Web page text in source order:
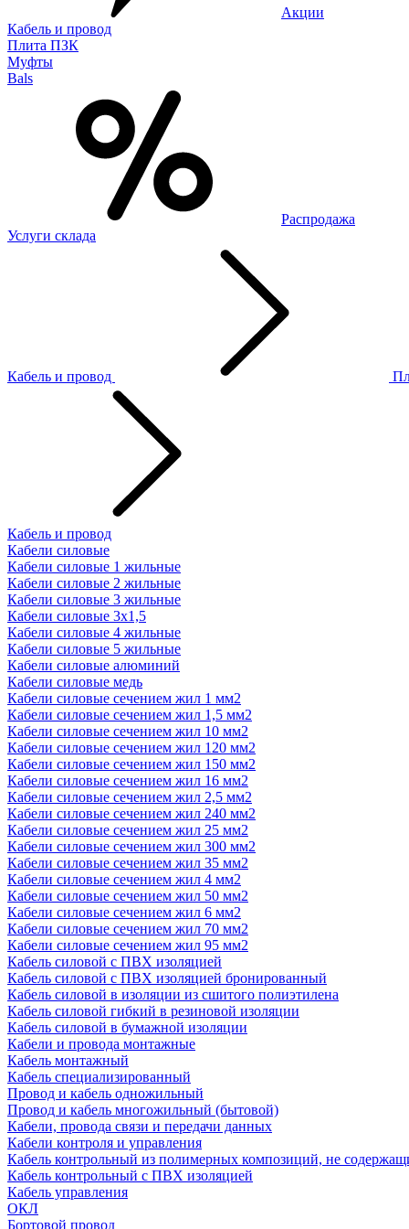
Акции
Кабель и провод
Плита ПЗК
Муфты
Bals
Распродажа
Услуги склада
Кабель и провод
Кабель и провод
Кабели силовые
Кабели силовые 1 жильные
Кабели силовые 2 жильные
Кабели силовые 3 жильные
Кабели силовые 3х1,5
Кабели силовые 4 жильные
Кабели силовые 5 жильные
Кабели силовые алюминий
Кабели силовые медь
Кабели силовые сечением жил 1 мм2
Кабели силовые сечением жил 1,5 мм2
Кабели силовые сечением жил 10 мм2
Кабели силовые сечением жил 120 мм2
Кабели силовые сечением жил 150 мм2
Кабели силовые сечением жил 16 мм2
Кабели силовые сечением жил 2,5 мм2
Кабели силовые сечением жил 240 мм2
Кабели силовые сечением жил 25 мм2
Кабели силовые сечением жил 300 мм2
Кабели силовые сечением жил 35 мм2
Кабели силовые сечением жил 4 мм2
Кабели силовые сечением жил 50 мм2
Кабели силовые сечением жил 6 мм2
Кабели силовые сечением жил 70 мм2
Кабели силовые сечением жил 95 мм2
Кабель силовой с ПВХ изоляцией
Кабель силовой с ПВХ изоляцией бронированный
Кабель силовой в изоляции из сшитого полиэтилена
Кабель силовой гибкий в резиновой изоляции
Кабель силовой в бумажной изоляции
Кабели и провода монтажные
Кабель монтажный
Кабель специализированный
Провод и кабель одножильный
Провод и кабель многожильный (бытовой)
Кабели, провода связи и передачи данных
Кабели контроля и управления
Кабель контрольный из полимерных композиций, не
Кабель контрольный с ПВХ изоляцией
Кабель управления
ОКЛ
Бортовой провод